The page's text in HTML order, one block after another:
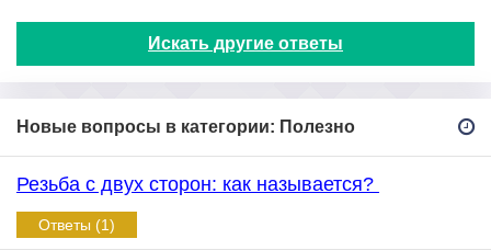
Искать другие ответы
Новые вопросы в категории: Полезно
Резьба с двух сторон: как называется?
Ответы (1)